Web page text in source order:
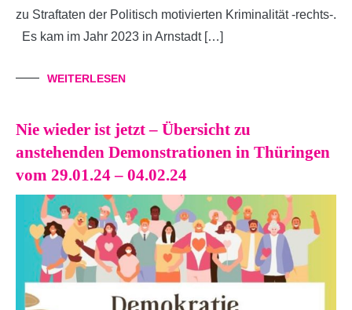
zu Straftaten der Politisch motivierten Kriminalität -rechts-.
Es kam im Jahr 2023 in Arnstadt […]
WEITERLESEN
Nie wieder ist jetzt – Übersicht zu
anstehenden Demonstrationen in Thüringen
vom 29.01.24 – 04.02.24